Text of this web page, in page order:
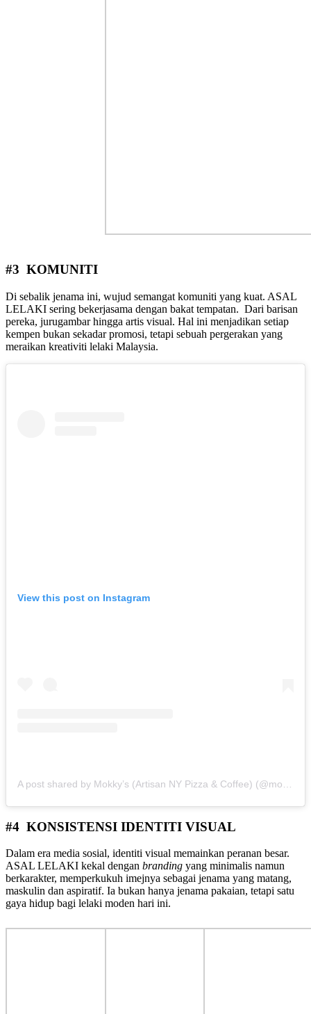
#3 KOMUNITI
Di sebalik jenama ini, wujud semangat komuniti yang kuat. ASAL
LELAKI sering bekerjasama dengan bakat tempatan. Dari barisan
pereka, jurugambar hingga artis visual. Hal ini menjadikan setiap
kempen bukan sekadar promosi, tetapi sebuah pergerakan yang
meraikan kreativiti lelaki Malaysia.
View this post on Instagram
#4 KONSISTENSI IDENTITI VISUAL
Dalam era media sosial, identiti visual memainkan peranan besar.
ASAL LELAKI kekal dengan branding yang minimalis namun
berkarakter, memperkukuh imejnya sebagai jenama yang matang,
maskulin dan aspiratif. Ia bukan hanya jenama pakaian, tetapi satu
gaya hidup bagi lelaki moden hari ini.